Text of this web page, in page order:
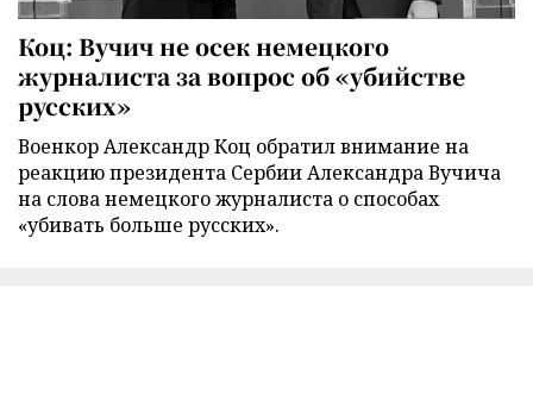
Коц: Вучич не осек немецкого
журналиста за вопрос об «убийстве
русских»
Военкор Александр Коц обратил внимание на
реакцию президента Сербии Александра Вучича
на слова немецкого журналиста о способах
«убивать больше русских».